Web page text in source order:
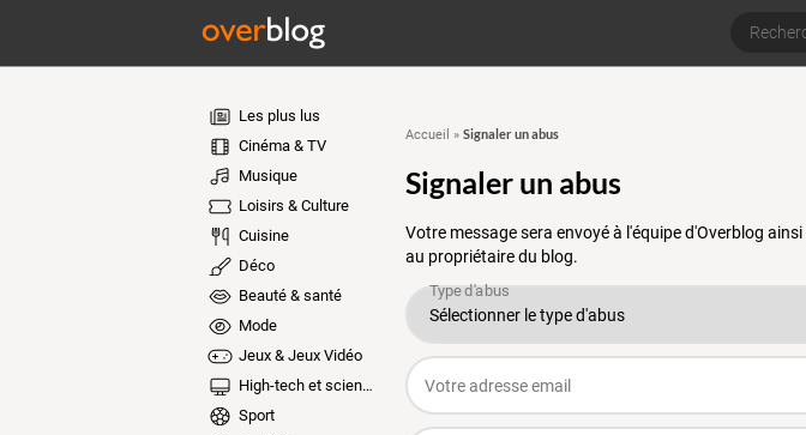
Les plus lus
Cinéma & TV
Musique
Loisirs & Culture
Cuisine
Déco
Beauté & santé
Mode
Jeux & Jeux Vidéo
High-tech et sciences
Sport
Accueil » Signaler un abus
Signaler un abus
Votre message sera envoyé à l'équipe d'Overblog
au propriétaire du blog.